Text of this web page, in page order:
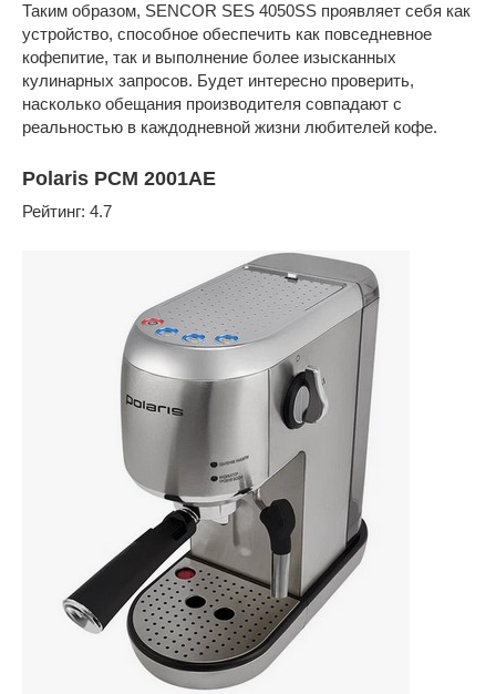
Таким образом, SENCOR SES 4050SS проявляет себя как
устройство, способное обеспечить как повседневное
кофепитие, так и выполнение более изысканных
кулинарных запросов. Будет интересно проверить,
насколько обещания производителя совпадают с
реальностью в каждодневной жизни любителей кофе.
Polaris PCM 2001AE
Рейтинг: 4.7